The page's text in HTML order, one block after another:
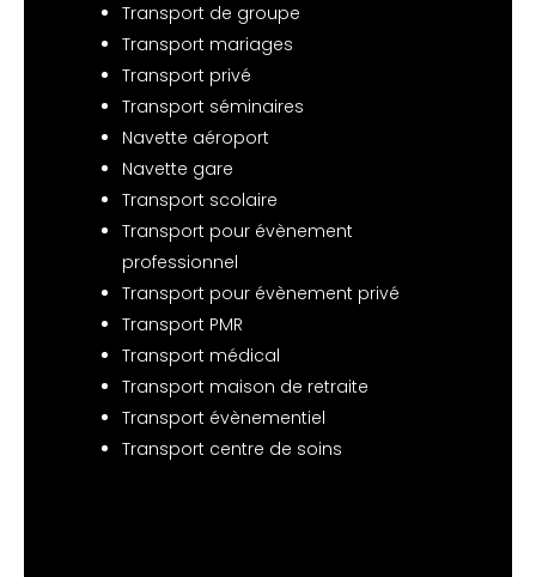
Transport de groupe
Transport mariages
Transport privé
Transport séminaires
Navette aéroport
Navette gare
Transport scolaire
Transport pour évènement
professionnel
Transport pour évènement privé
Transport PMR
Transport médical
Transport maison de retraite
Transport évènementiel
Transport centre de soins